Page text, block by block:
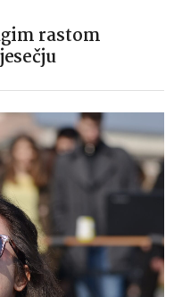
rastom